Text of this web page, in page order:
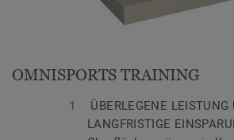
OMNISPORTS TRAINING
ÜBERLEGENE LEISTUNG
LANGFRISTIGE